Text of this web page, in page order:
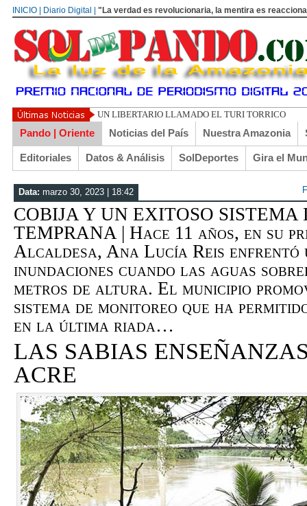
INICIO | Diario Digital | "La verdad es revolucionaria, la mentira es
ASÍ SE DERROTÓ A GAR
Pando | Oriente Noticias del País Nuestra Amazonia
Editoriales Datos & Análisis SolDeportes Gira el
Data: marzo 30, 2023 | 18:42
COBIJA Y UN EXITOSO SISTEMA
TEMPRANA | Hace 11 años, en su
Alcaldesa, Ana Lucía Reis enfrentó
inundaciones cuando las aguas
metros de altura. El municipio
sistema de monitoreo que ha
en la última riada…
LAS SABIAS
ACRE